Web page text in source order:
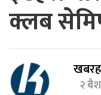
क्लब
२